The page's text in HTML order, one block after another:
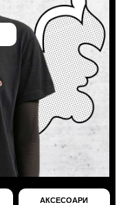
АКСЕСОАРИ